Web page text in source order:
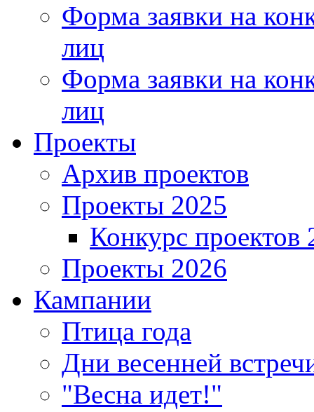
Форма заявки на
лиц
Форма заявки на
лиц
Проекты
Архив проектов
Проекты 2025
Конкурс проектов
Проекты 2026
Кампании
Птица года
Дни весенней
"Весна идет!"